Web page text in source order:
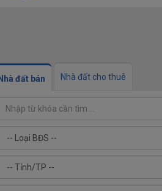
Nhà đất bán Nhà đất cho thuê